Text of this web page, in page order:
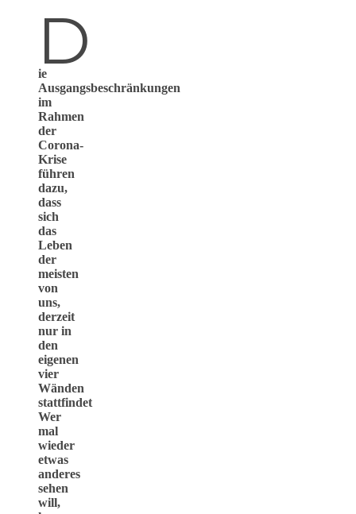
D
ie
Ausgangsbeschränkungen
im
Rahmen
der
Corona-
Krise
führen
dazu,
dass
sich
das
Leben
der
meisten
von
uns,
derzeit
nur in
den
eigenen
vier
Wänden
stattfindet
Wer
mal
wieder
etwas
anderes
sehen
will,